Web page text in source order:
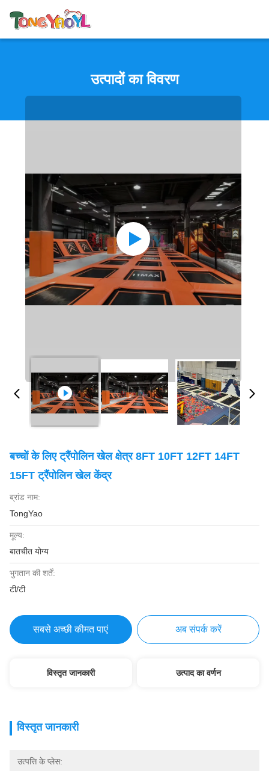
उत्पादों का विवरण
बच्चों के लिए ट्रैंपोलिन खेल क्षेत्र 8FT 10FT 12FT 14FT
15FT ट्रैंपोलिन खेल केंद्र
ब्रांड नाम:
TongYao
मूल्य:
बातचीत योग्य
भुगतान की शर्तें:
टी/टी
सबसे अच्छी कीमत पाएं अब संपर्क करें
विस्तृत जानकारी उत्पाद का वर्णन
विस्तृत जानकारी
उत्पत्ति के प्लेस: